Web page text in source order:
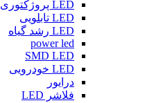
LED پروژکتوری
LED تابلویی
LED رشد گیاه
power led
SMD LED
LED خودرویی
درایور
فلاشر LED